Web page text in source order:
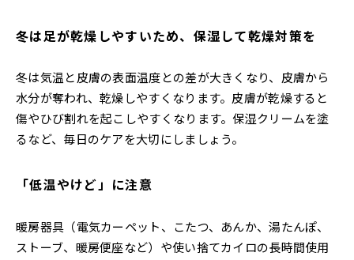
冬は足が乾燥しやすいため、保湿して乾燥対策を
冬は気温と皮膚の表面温度との差が大きくなり、皮膚から
水分が奪われ、乾燥しやすくなります。皮膚が乾燥すると
傷やひび割れを起こしやすくなります。保湿クリームを塗
るなど、毎日のケアを大切にしましょう。
「低温やけど」に注意
暖房器具（電気カーペット、こたつ、あんか、湯たんぽ、
ストーブ、暖房便座など）や使い捨てカイロの長時間使用